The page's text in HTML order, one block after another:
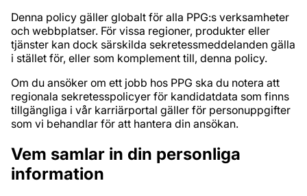
Denna policy gäller globalt för alla PPG:s verksamheter
och webbplatser. För vissa regioner, produkter eller
tjänster kan dock särskilda sekretessmeddelanden gälla
i stället för, eller som komplement till, denna policy.
Om du ansöker om ett jobb hos PPG ska du notera att
regionala sekretesspolicyer för kandidatdata som finns
tillgängliga i vår karriärportal gäller för personuppgifter
som vi behandlar för att hantera din ansökan.
Vem samlar in din personliga
information